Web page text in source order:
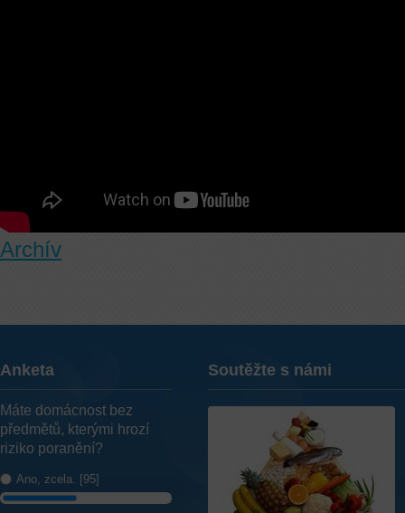
Archív
Anketa
Máte domácnost bez
předmětů, kterými hrozí
riziko poranění?
Ano, zcela. [95]
Soutěžte s námi